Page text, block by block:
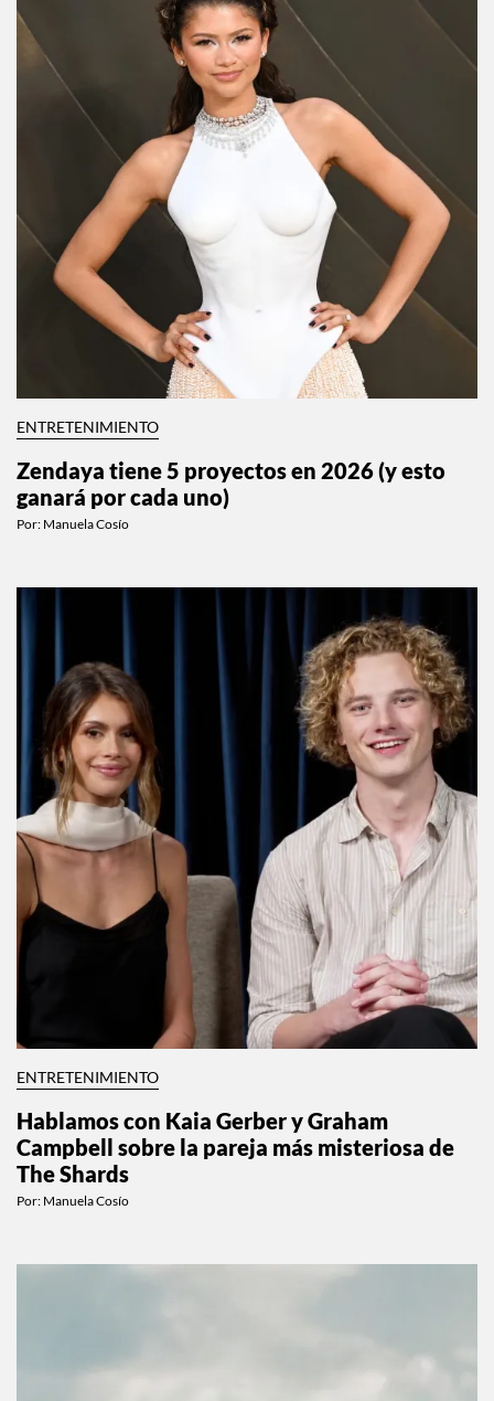
ENTRETENIMIENTO
Zendaya tiene 5 proyectos en 2026 (y esto
ganará por cada uno)
Por: Manuela Cosío
ENTRETENIMIENTO
Hablamos con Kaia Gerber y Graham
Campbell sobre la pareja más misteriosa de
The Shards
Por: Manuela Cosío